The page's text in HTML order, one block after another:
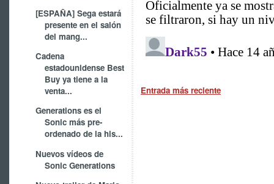
[ESPAÑA] Sega estará
presente en el salón
del mang...
Cadena
estadounidense Best
Buy ya tiene a la
venta...
Generations es el
Sonic más pre-
ordenado de la his...
Nuevos vídeos de
Sonic Generations
Entrada más reciente